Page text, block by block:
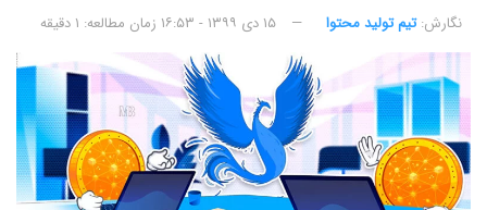
نگارش:‌ تیم تولید محتوا ۱۵ دی ۱۳۹۹ - ۱۶:۵۳ زمان مطالعه: ۱ دقیقه